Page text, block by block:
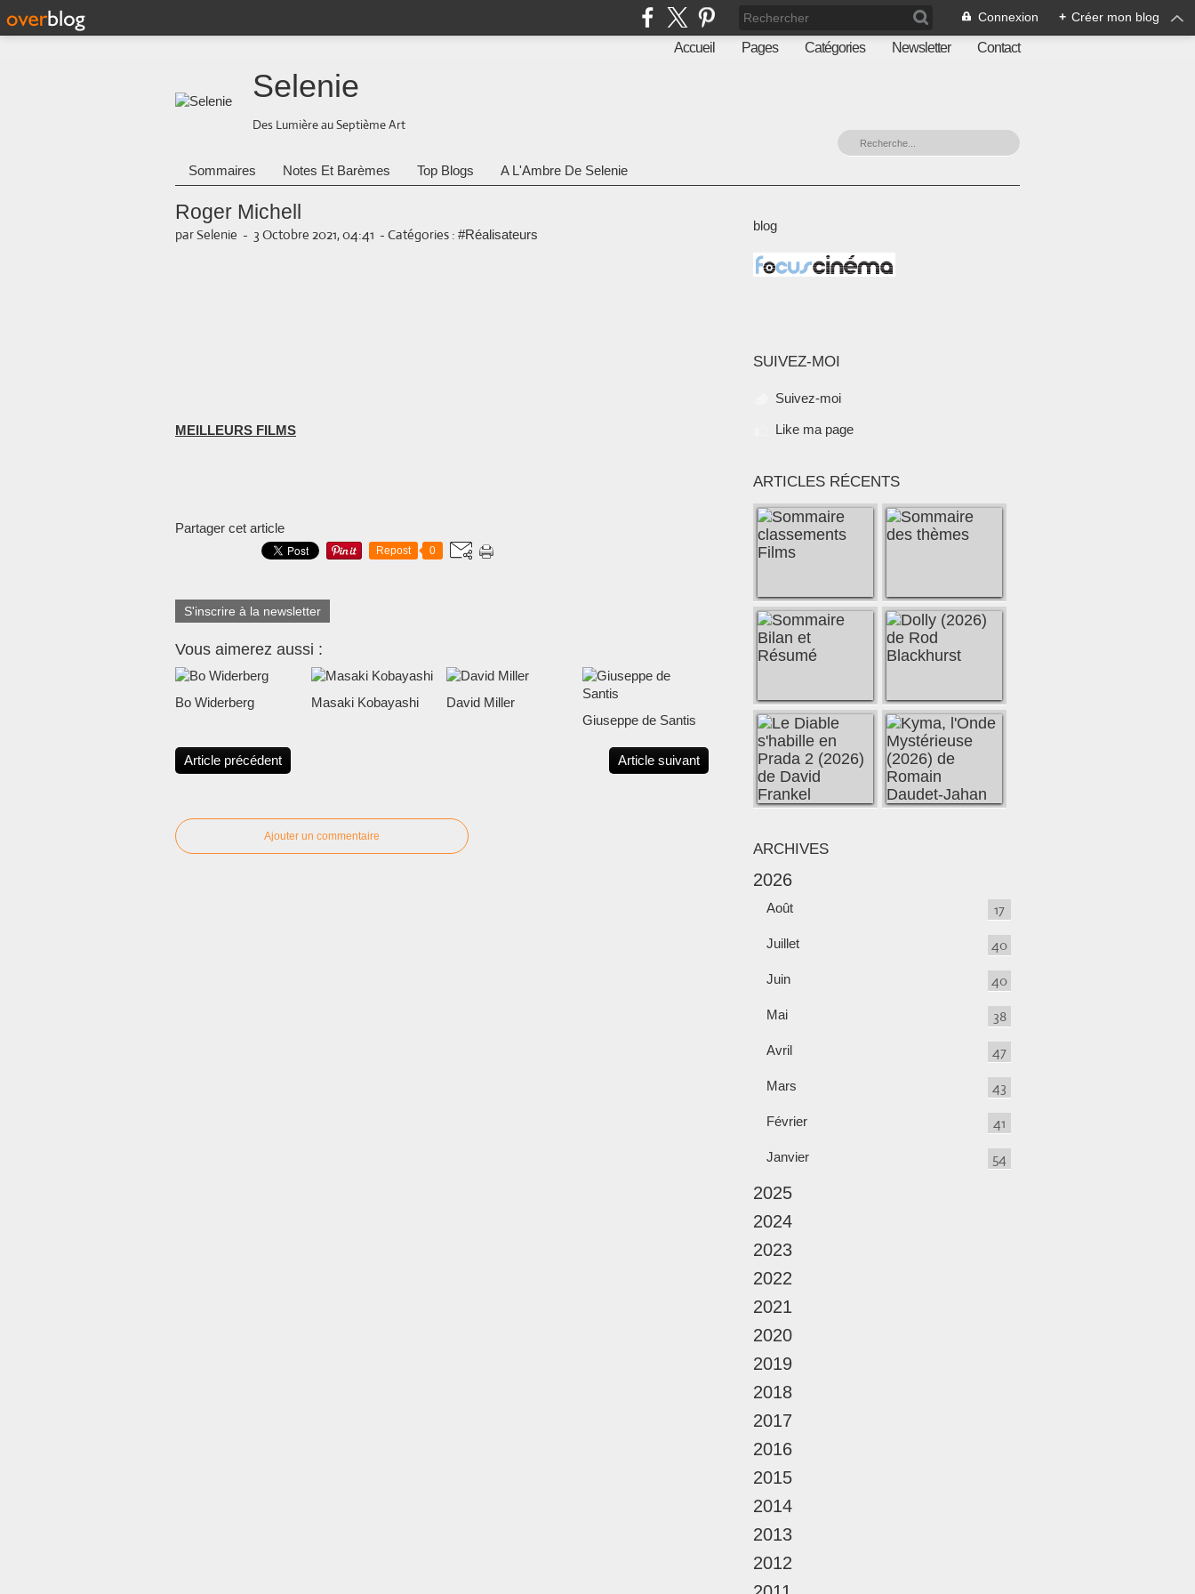
Connexion + Créer mon blog
Accueil Pages Catégories Newsletter Contact
Selenie
Des Lumière au Septième Art
Sommaires Notes Et Barèmes Top Blogs A L'Ambre De Selenie
Roger Michell
par Selenie - 3 Octobre 2021, 04:41 - Catégories : #Réalisateurs
MEILLEURS FILMS
Partager cet article
Repost 0
S'inscrire à la newsletter
Vous aimerez aussi :
Bo Widerberg Masaki Kobayashi
David Miller
Giuseppe de Santis
Article précédent Article suivant
Ajouter un commentaire
blog
SUIVEZ-MOI
Suivez-moi
Like ma page
ARTICLES RÉCENTS
ARCHIVES
2026
Août 17
Juillet 40
Juin 40
Mai 38
Avril 47
Mars 43
Février 41
Janvier 54
2025
2024
2023
2022
2021
2020
2019
2018
2017
2016
2015
2014
2013
2012